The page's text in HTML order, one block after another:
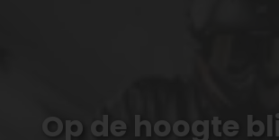
Op de hoogte